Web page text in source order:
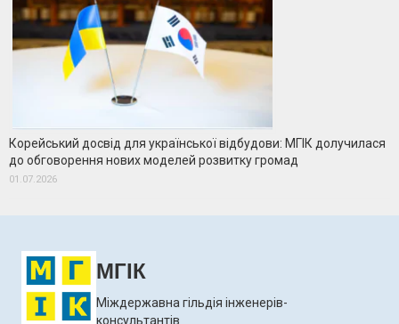
Корейський досвід для української відбудови: МГІК долучилася
до обговорення нових моделей розвитку громад
01.07.2026
МГІК
Міждержавна гільдія інженерів-
консультантів